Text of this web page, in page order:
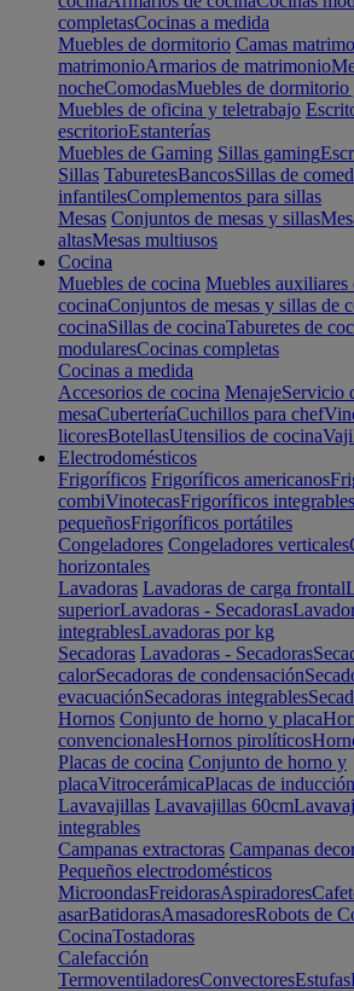
completasCocinas a medida
Muebles de dormitorio Camas
matrimonioArmarios de matrimonio
nocheComodasMuebles de
Muebles de oficina y teletrabajo
escritorioEstanterías
Muebles de Gaming Sillas gaming
Sillas TaburetesBancosSillas de
infantilesComplementos para sillas
Mesas Conjuntos de mesas y sillas
altasMesas multiusos
Cocina
Muebles de cocina Muebles auxiliares
cocinaConjuntos de mesas y sillas de
cocinaSillas de cocinaTaburetes de
modularesCocinas completas
Cocinas a medida
Accesorios de cocina MenajeServicio
mesaCuberteríaCuchillos para chef
licoresBotellasUtensilios de cocina
Electrodomésticos
Frigoríficos Frigoríficos americanos
combiVinotecasFrigoríficos integrables
pequeñosFrigoríficos portátiles
Congeladores Congeladores verticales
horizontales
Lavadoras Lavadoras de carga frontal
superiorLavadoras - Secadoras
integrablesLavadoras por kg
Secadoras Lavadoras - Secadoras
calorSecadoras de condensación
evacuaciónSecadoras integrables
Hornos Conjunto de horno y placa
convencionalesHornos pirolíticos
Placas de cocina Conjunto de horno y
placaVitrocerámicaPlacas de inducción
Lavavajillas Lavavajillas 60cm
integrables
Campanas extractoras Campanas
Pequeños electrodomésticos
MicroondasFreidorasAspiradores
asarBatidorasAmasadoresRobots de
CocinaTostadoras
Calefacción
TermoventiladoresConvectoresEstufas